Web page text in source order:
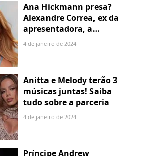
Ana Hickmann presa?
Alexandre Correa, ex da
apresentadora, a
denuncia por alienação
4 de janeiro de 2024
Anitta e Melody terão 3
músicas juntas! Saiba
tudo sobre a parceria
4 de janeiro de 2024
Príncipe Andrew